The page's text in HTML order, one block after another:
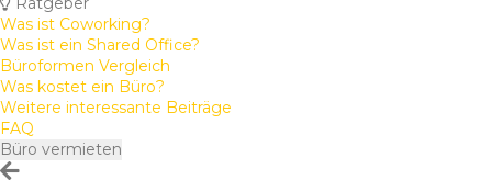
Was ist Coworking?
Was ist ein Shared Office?
Büroformen Vergleich
Was kostet ein Büro?
Weitere interessante Beiträge
FAQ
Büro vermieten